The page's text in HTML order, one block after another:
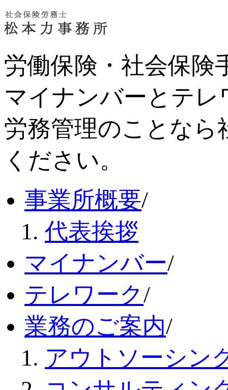
労働保険・社会保険
マイナンバーとテ
労務管理のことなら
ください。
事業所概要/
代表挨拶
マイナンバー/
テレワーク/
業務のご案内/
アウトソーシン